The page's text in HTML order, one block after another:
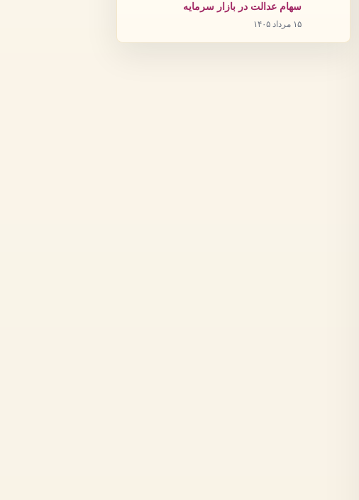
سهام عدالت در بازار سرمایه
۱۵ مرداد ۱۴۰۵